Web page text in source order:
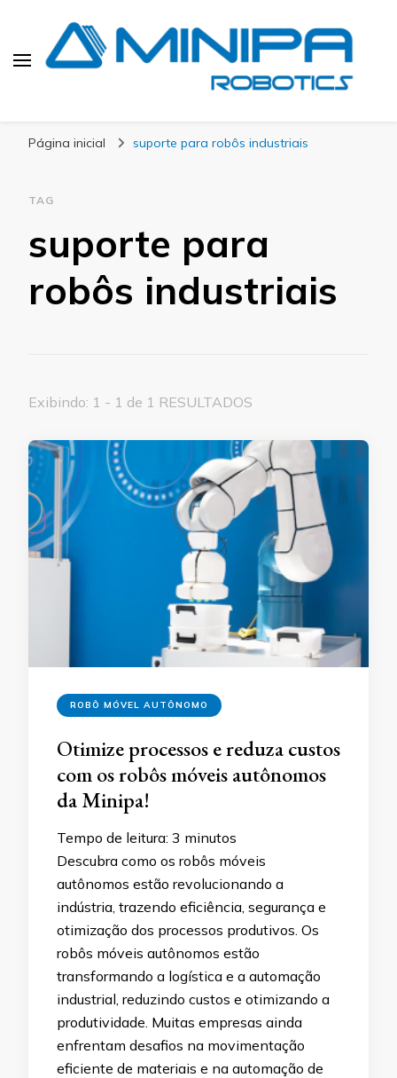
Página inicial suporte para robôs industriais
TAG
suporte para
robôs industriais
Exibindo: 1 - 1 de 1 RESULTADOS
ROBÔ MÓVEL AUTÔNOMO
Otimize processos e reduza custos
com os robôs móveis autônomos
da Minipa!
Tempo de leitura: 3 minutos
Descubra como os robôs móveis
autônomos estão revolucionando a
indústria, trazendo eficiência, segurança e
otimização dos processos produtivos. Os
robôs móveis autônomos estão
transformando a logística e a automação
industrial, reduzindo custos e otimizando a
produtividade. Muitas empresas ainda
enfrentam desafios na movimentação
eficiente de materiais e na automação de